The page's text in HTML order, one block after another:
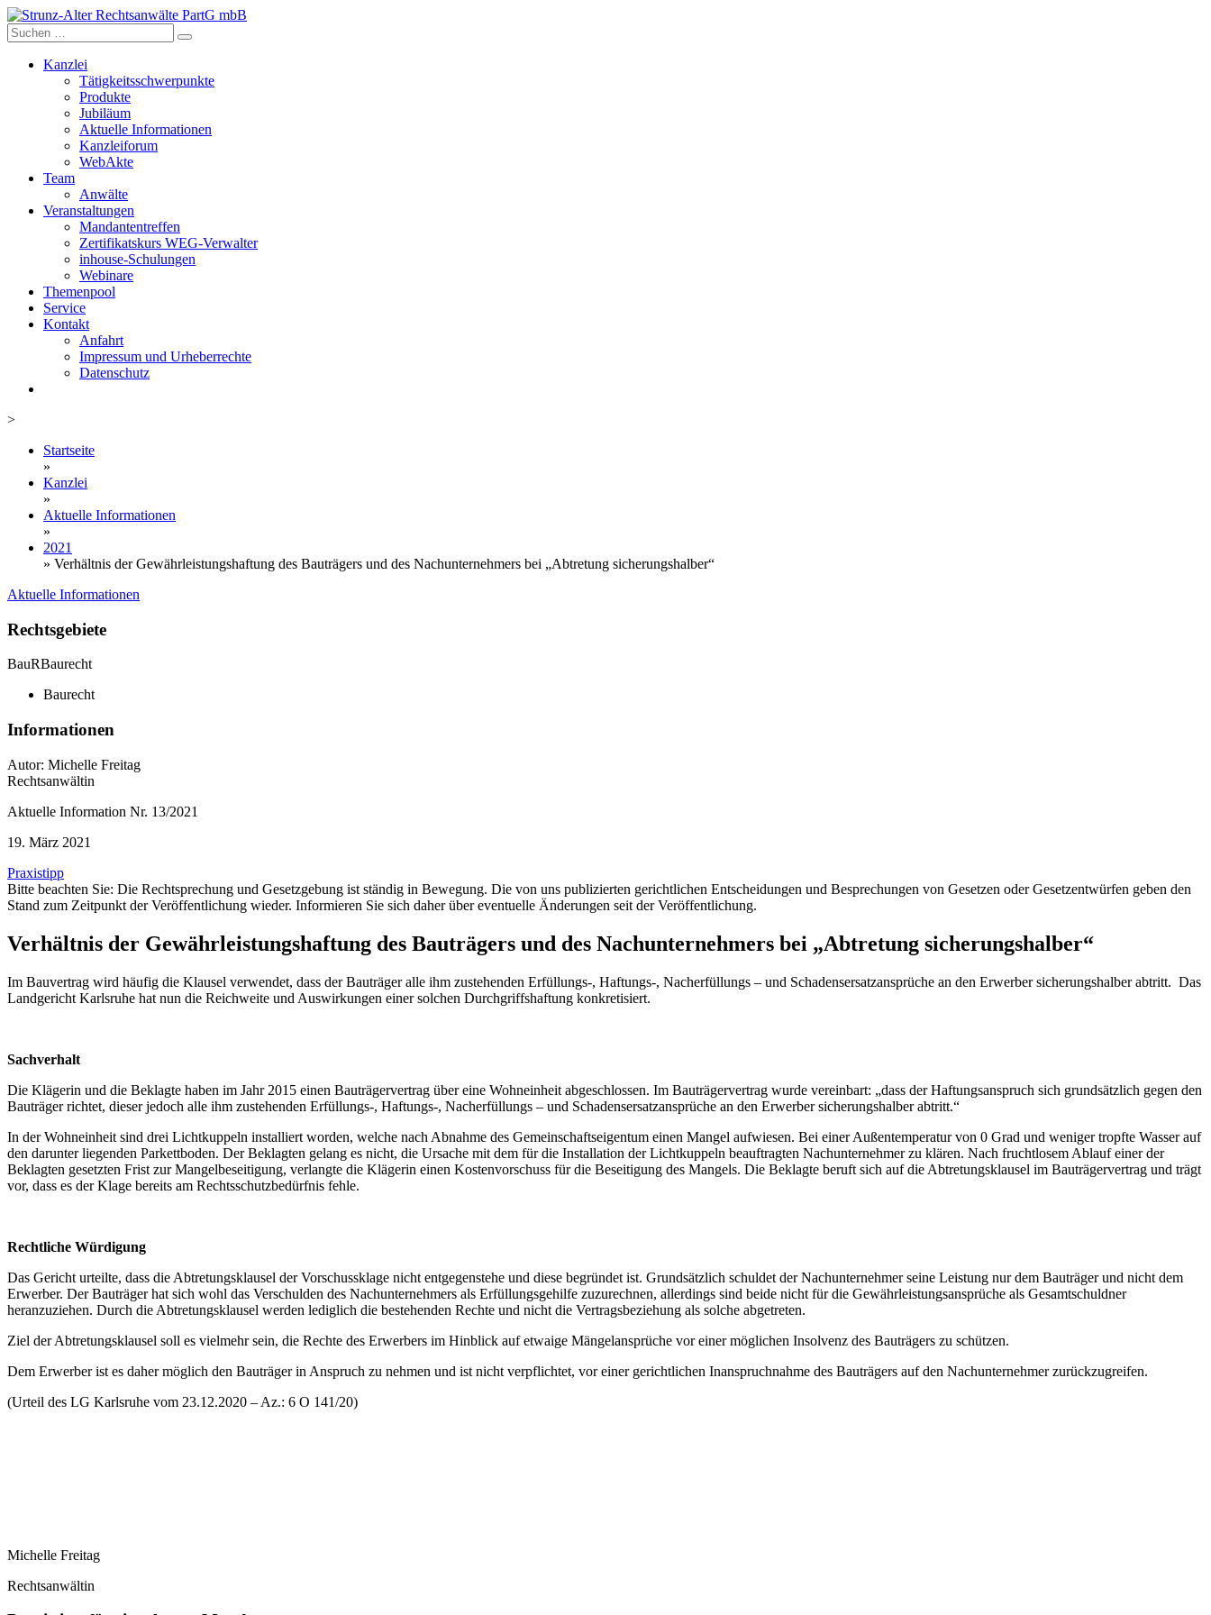
Skip
to
content
Kanzlei
Tätigkeitsschwerpunkte
Produkte
Jubiläum
Aktuelle Informationen
Kanzleiforum
WebAkte
Team
Anwälte
Veranstaltungen
Mandantentreffen
Zertifikatskurs WEG-Verwalter
inhouse-Schulungen
Webinare
Themenpool
Service
Kontakt
Anfahrt
Impressum und Urheberrechte
Datenschutz
>
Startseite
»
Kanzlei
»
Aktuelle Informationen
»
2021
» Verhältnis der Gewährleistungshaftung des Bauträgers und des Nachunternehmers bei „Abtretung sicherungshalber“
Aktuelle Informationen
Rechtsgebiete
BauRBaurecht
Baurecht
Informationen
Autor: Michelle Freitag
Rechtsanwältin
Aktuelle Information Nr. 13/2021
19. März 2021
Praxistipp
Bitte beachten Sie: Die Rechtsprechung und Gesetzgebung ist ständig in Bewegung. Die von uns publizierten gerichtlichen Entscheidungen und Besprechungen von Gesetzen oder Gesetzentwürfen geben den
Stand zum Zeitpunkt der Veröffentlichung wieder. Informieren Sie sich daher über eventuelle Änderungen seit der Veröffentlichung.
Verhältnis der Gewährleistungshaftung des Bauträgers und des Nachunternehmers bei „Abtretung sicherungshalber“
Im Bauvertrag wird häufig die Klausel verwendet, dass der Bauträger alle ihm zustehenden Erfüllungs-, Haftungs-, Nacherfüllungs – und Schadensersatzansprüche an den Erwerber sicherungshalber abtritt. Das
Landgericht Karlsruhe hat nun die Reichweite und Auswirkungen einer solchen Durchgriffshaftung konkretisiert.
Sachverhalt
Die Klägerin und die Beklagte haben im Jahr 2015 einen Bauträgervertrag über eine Wohneinheit abgeschlossen. Im Bauträgervertrag wurde vereinbart: „dass der Haftungsanspruch sich grundsätzlich gegen den
Bauträger richtet, dieser jedoch alle ihm zustehenden Erfüllungs-, Haftungs-, Nacherfüllungs – und Schadensersatzansprüche an den Erwerber sicherungshalber abtritt.“
In der Wohneinheit sind drei Lichtkuppeln installiert worden, welche nach Abnahme des Gemeinschaftseigentum einen Mangel aufwiesen. Bei einer Außentemperatur von 0 Grad und weniger tropfte Wasser auf
den darunter liegenden Parkettboden. Der Beklagten gelang es nicht, die Ursache mit dem für die Installation der Lichtkuppeln beauftragten Nachunternehmer zu klären. Nach fruchtlosem Ablauf einer der
Beklagten gesetzten Frist zur Mangelbeseitigung, verlangte die Klägerin einen Kostenvorschuss für die Beseitigung des Mangels. Die Beklagte beruft sich auf die Abtretungsklausel im Bauträgervertrag und trägt
vor, dass es der Klage bereits am Rechtsschutzbedürfnis fehle.
Rechtliche Würdigung
Das Gericht urteilte, dass die Abtretungsklausel der Vorschussklage nicht entgegenstehe und diese begründet ist. Grundsätzlich schuldet der Nachunternehmer seine Leistung nur dem Bauträger und nicht dem
Erwerber. Der Bauträger hat sich wohl das Verschulden des Nachunternehmers als Erfüllungsgehilfe zuzurechnen, allerdings sind beide nicht für die Gewährleistungsansprüche als Gesamtschuldner
heranzuziehen. Durch die Abtretungsklausel werden lediglich die bestehenden Rechte und nicht die Vertragsbeziehung als solche abgetreten.
Ziel der Abtretungsklausel soll es vielmehr sein, die Rechte des Erwerbers im Hinblick auf etwaige Mängelansprüche vor einer möglichen Insolvenz des Bauträgers zu schützen.
Dem Erwerber ist es daher möglich den Bauträger in Anspruch zu nehmen und ist nicht verpflichtet, vor einer gerichtlichen Inanspruchnahme des Bauträgers auf den Nachunternehmer zurückzugreifen.
(Urteil des LG Karlsruhe vom 23.12.2020 – Az.: 6 O 141/20)
Michelle Freitag
Rechtsanwältin